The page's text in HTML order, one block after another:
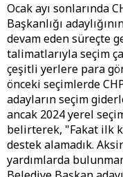
Ocak ayı sonlarında
Başkanlığı
devam eden süreçte
talimatlarıyla seçim
çeşitli yerlere para
önceki seçimlerde
adayların seçim
ancak 2024 yerel
belirterek, "Fakat ilk
destek alamadık.
yardımlarda